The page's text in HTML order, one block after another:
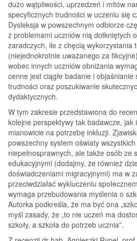
dużo wątpliwości, uprzedzeń i mitów
specyficznych trudności w uczeniu się
Dysleksja w powszechnym odbiorze
z problemami uczniów nią dotkniętych
zaradczych, ile z chęcią wykorzystania
(niejednokrotnie uważanego za
wobec innych uczniów obniżania
cenne jest ciągłe badanie i objaśnianie
trudności oraz poszukiwanie
dydaktycznych.
W tym zakresie przedstawiona do
kolejne perspektywy tak badawcze, jak
mianowicie na potrzebę inkluzji.
powszechny system oświaty
niepełnosprawnych, ale także osób ze
edukacyjnymi (dodajmy, że również
doświadczeniami migracyjnymi) ma w
przeciwdziałać wykluczeniu
wymaga przebudowania myślenia o
Autorka podkreśla, że ma być ona
myśl zasady, że „to nie uczeń ma
szkoły, a szkoła do potrzeb ucznia”.